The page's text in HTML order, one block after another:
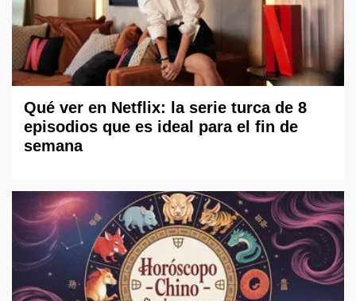
Qué ver en Netflix: la serie turca de 8
episodios que es ideal para el fin de
semana